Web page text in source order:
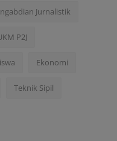
Jurnalistik
P2J
Ekonomi
Teknik Sipil